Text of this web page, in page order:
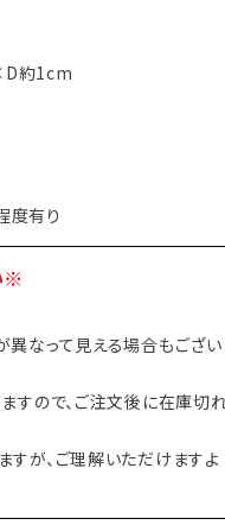
約1cm
度有り
※
なって見える場合もござい
すので、ご注文後に在庫切
が、ご理解いただけますよ